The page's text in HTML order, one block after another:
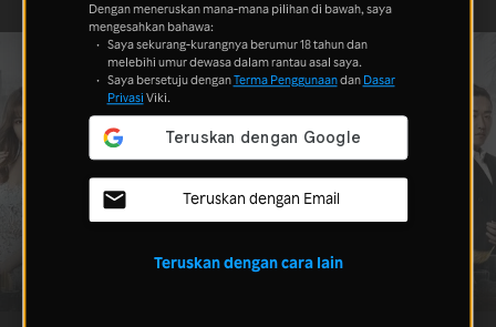
Dengan meneruskan mana-mana pilihan di bawah, saya
mengesahkan bahawa:
Saya sekurang-kurangnya berumur 18 tahun dan
melebihi umur dewasa dalam rantau asal saya.
Saya bersetuju denganTerma Penggunaandan Dasar
Privasi Viki.
Teruskan dengan Email
Teruskan dengan cara lain